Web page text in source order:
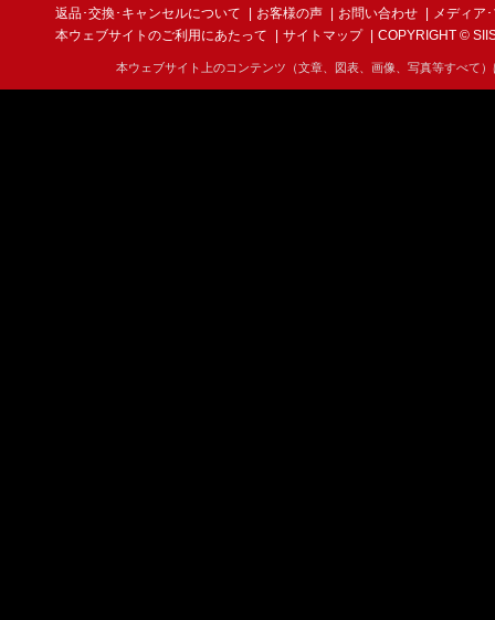
返品･交換･キャンセルについて
お客様の声 お問い合わせ
メディア
本ウェブサイトのご利用にあたって
サイトマップ COPYRIGHT ©
本ウェブサイト上のコンテンツ（文章、図表、画像、写真等すべて